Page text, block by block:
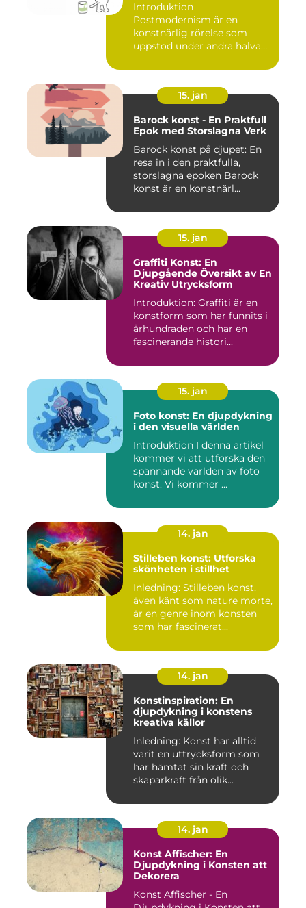
Introduktion
Postmodernism är en
konstnärlig rörelse som
uppstod under andra halvan
15. jan
Barock konst - En Praktfull
Epok med Storslagna Verk
Barock konst på djupet: En
resa in i den praktfulla,
storslagna epoken Barock
konst är en konstnärl...
15. jan
Graffiti Konst: En
Djupgående Översikt av En
Kreativ Utrycksform
Introduktion: Graffiti är en
konstform som har funnits i
århundraden och har en
fascinerande histori...
15. jan
Foto konst: En djupdykning
i den visuella världen
Introduktion I denna artikel
kommer vi att utforska den
spännande världen av foto
konst. Vi kommer ...
14. jan
Stilleben konst: Utforska
skönheten i stillhet
Inledning: Stilleben konst,
även känt som nature morte,
är en genre inom konsten
som har fascinerat...
14. jan
Konstinspiration: En
djupdykning i konstens
kreativa källor
Inledning: Konst har alltid
varit en uttrycksform som
har hämtat sin kraft och
skaparkraft från olik...
14. jan
Konst Affischer: En
Djupdykning i Konsten att
Dekorera
Konst Affischer - En